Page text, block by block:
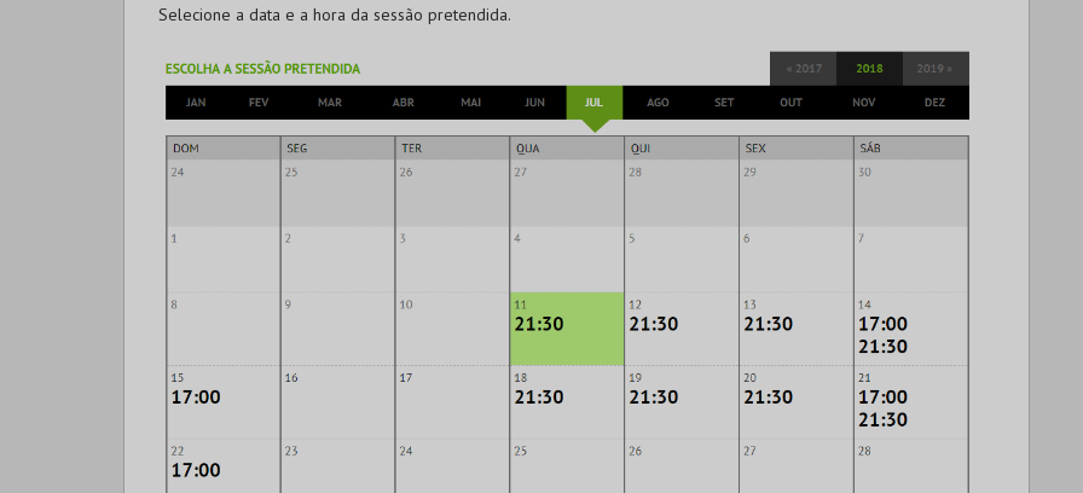
Selecione a data e a hora da sessão pretendida.